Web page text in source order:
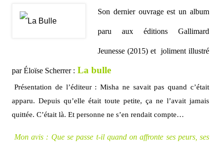
Son dernier ouvrage est un album
paru aux éditions Gallimard
Jeunesse (2015) et joliment illustré
par Éloïse Scherrer : La bulle
Présentation de l’éditeur : Misha ne savait pas quand c’était
apparu. Depuis qu’elle était toute petite, ça ne l’avait jamais
quittée. C’était là. Et personne ne s’en rendait compte…
Mon avis : Que se passe t-il quand on affronte ses peurs, ses